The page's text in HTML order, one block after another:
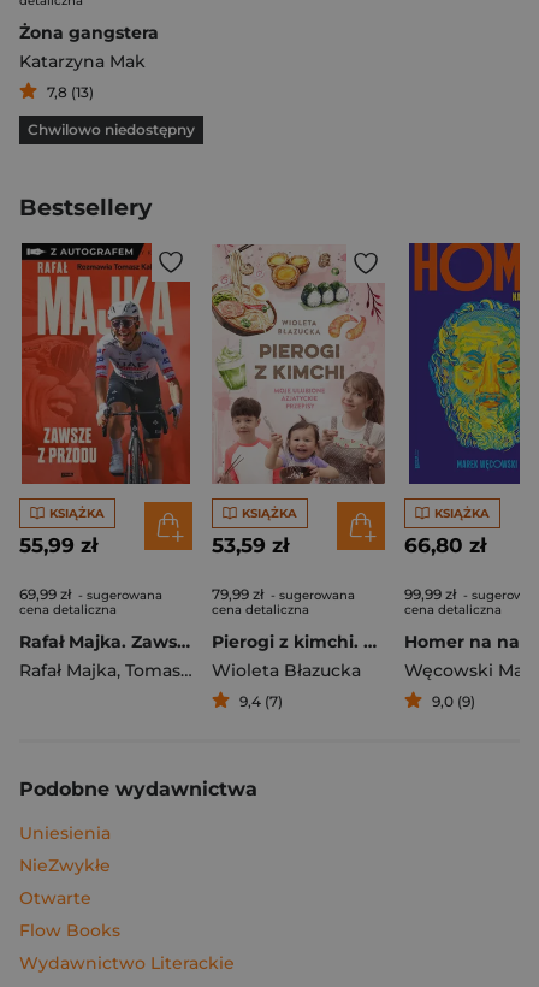
Żona gangstera
Katarzyna Mak
7,8 (13)
Chwilowo niedostępny
Bestsellery
KSIĄŻKA
55,99 zł
69,99 zł - sugerowana
cena detaliczna
Rafał Majka. Zawsze z przodu. Rozmawia Tomasz Kalemba - książka z autografem
Rafał Majka, Tomasz Kalemba
KSIĄŻKA
53,59 zł
79,99 zł - sugerowana
cena detaliczna
Pierogi z kimchi. Moje ulubione azjatyckie przepisy
Wioleta Błazucka
9,4 (7)
KSIĄŻKA
66,80 zł
99,99 zł -
cena detaliczna
Węcowski
9,0 (9)
Podobne wydawnictwa
Uniesienia
NieZwykłe
Otwarte
Flow Books
Wydawnictwo Literackie